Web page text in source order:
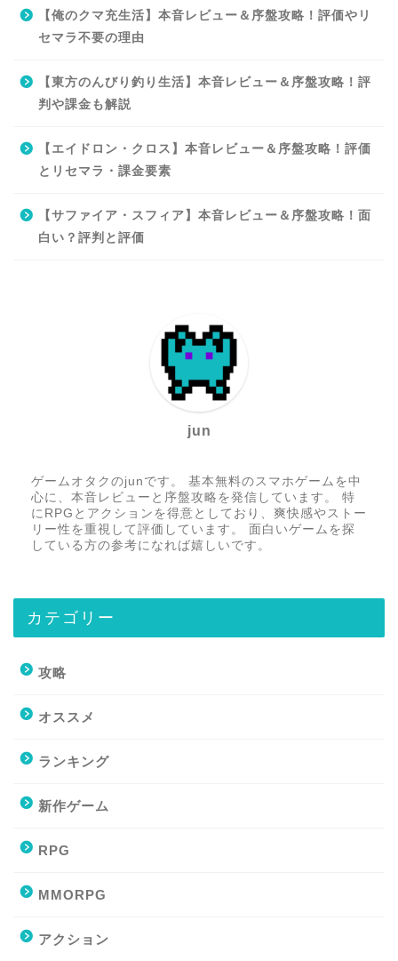
【俺のクマ充生活】本音レビュー＆序盤攻略！評価やリ
セマラ不要の理由
【東方のんびり釣り生活】本音レビュー＆序盤攻略！評
判や課金も解説
【エイドロン・クロス】本音レビュー＆序盤攻略！評価
とリセマラ・課金要素
【サファイア・スフィア】本音レビュー＆序盤攻略！面
白い？評判と評価
jun
ゲームオタクのjunです。 基本無料のスマホゲームを中
心に、本音レビューと序盤攻略を発信しています。 特
にRPGとアクションを得意としており、爽快感やストー
リー性を重視して評価しています。 面白いゲームを探
している方の参考になれば嬉しいです。
カテゴリー
攻略
オススメ
ランキング
新作ゲーム
RPG
MMORPG
アクション